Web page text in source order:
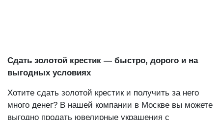
Сдать золотой крестик — быстро, дорого и на
Хотите сдать золотой крестик и получить за него
много денег? В нашей компании в Москве вы можете